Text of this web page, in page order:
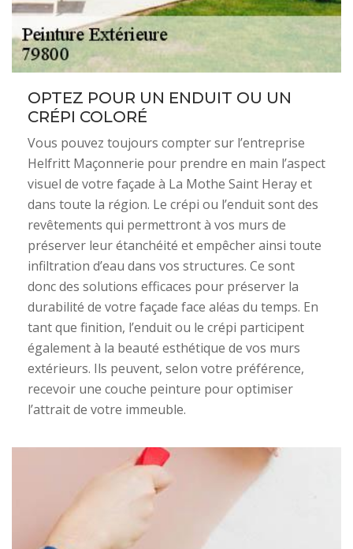
OPTEZ POUR UN ENDUIT OU UN
CRÉPI COLORÉ
Vous pouvez toujours compter sur l’entreprise
Helfritt Maçonnerie pour prendre en main l’aspect
visuel de votre façade à La Mothe Saint Heray et
dans toute la région. Le crépi ou l’enduit sont des
revêtements qui permettront à vos murs de
préserver leur étanchéité et empêcher ainsi toute
infiltration d’eau dans vos structures. Ce sont
donc des solutions efficaces pour préserver la
durabilité de votre façade face aléas du temps. En
tant que finition, l’enduit ou le crépi participent
également à la beauté esthétique de vos murs
extérieurs. Ils peuvent, selon votre préférence,
recevoir une couche peinture pour optimiser
l’attrait de votre immeuble.